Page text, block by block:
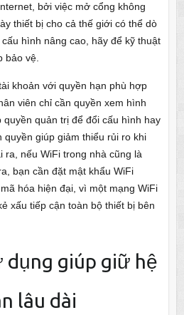
bởi việc mở cổng không
thiết bị cho cả thế giới có thể dò
hình nâng cao, hãy để kỹ thuật
bảo vệ.
khoản với quyền hạn phù hợp
viên chỉ cần quyền xem hình
quản trị để đổi cấu hình hay
quyền giúp giảm thiểu rủi ro khi
ra, nếu WiFi trong nhà cũng là
bạn cần đặt mật khẩu WiFi
hóa hiện đại, vì một mạng WiFi
xấu tiếp cận toàn bộ thiết bị bên
dụng giúp giữ hệ
lâu dài